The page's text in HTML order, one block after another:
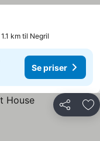
km til Negril
Se priser
Del